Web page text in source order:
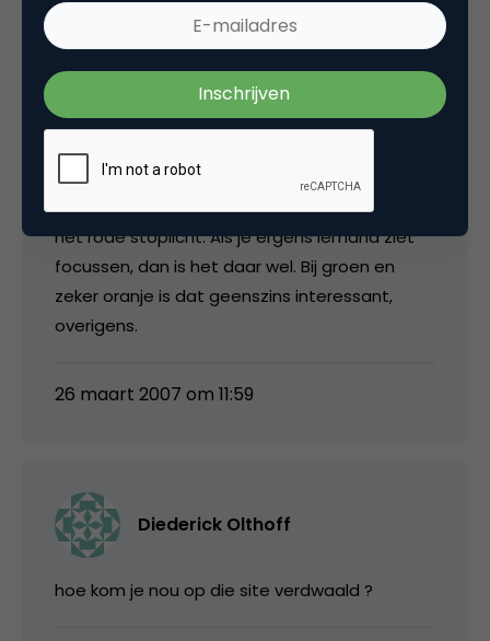
Christian Batist
Ongetwijfeld al eerder bedacht, maar ik zie
nog steeds een mooie positie voor een kleine
lokale advertentie vlak onder/naast/boven
het rode stoplicht. Als je ergens iemand ziet
focussen, dan is het daar wel. Bij groen en
zeker oranje is dat geenszins interessant,
overigens.
26 maart 2007 om 11:59
Diederick Olthoff
hoe kom je nou op die site verdwaald ?